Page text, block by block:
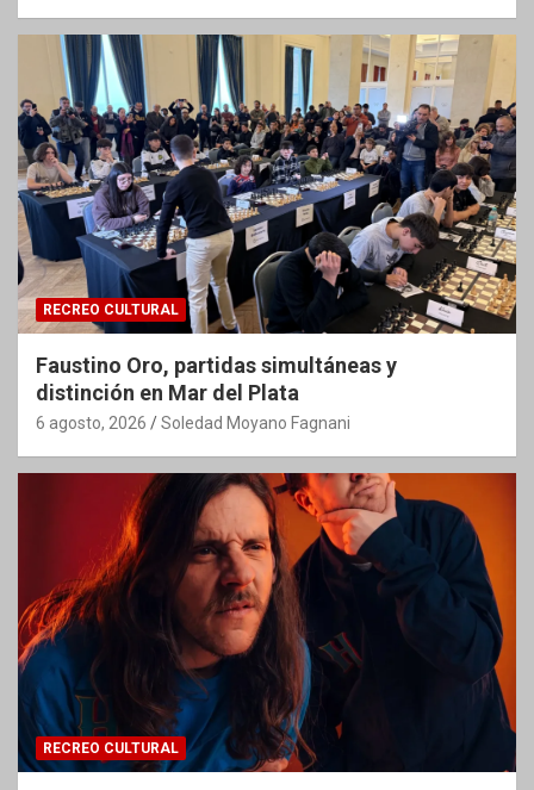
RECREO CULTURAL
Faustino Oro, partidas simultáneas y
distinción en Mar del Plata
6 agosto, 2026 Soledad Moyano Fagnani
RECREO CULTURAL